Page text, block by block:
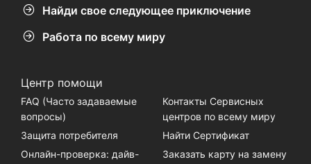
Найди свое следующее приключение
Работа по всему миру
Центр помощи
FAQ (Часто задаваемые
вопросы)
Контакты Сервисных
центров по всему миру
Защита потребителя
Найти Сертификат
Онлайн-проверка: дайв-
Заказать карту на замену